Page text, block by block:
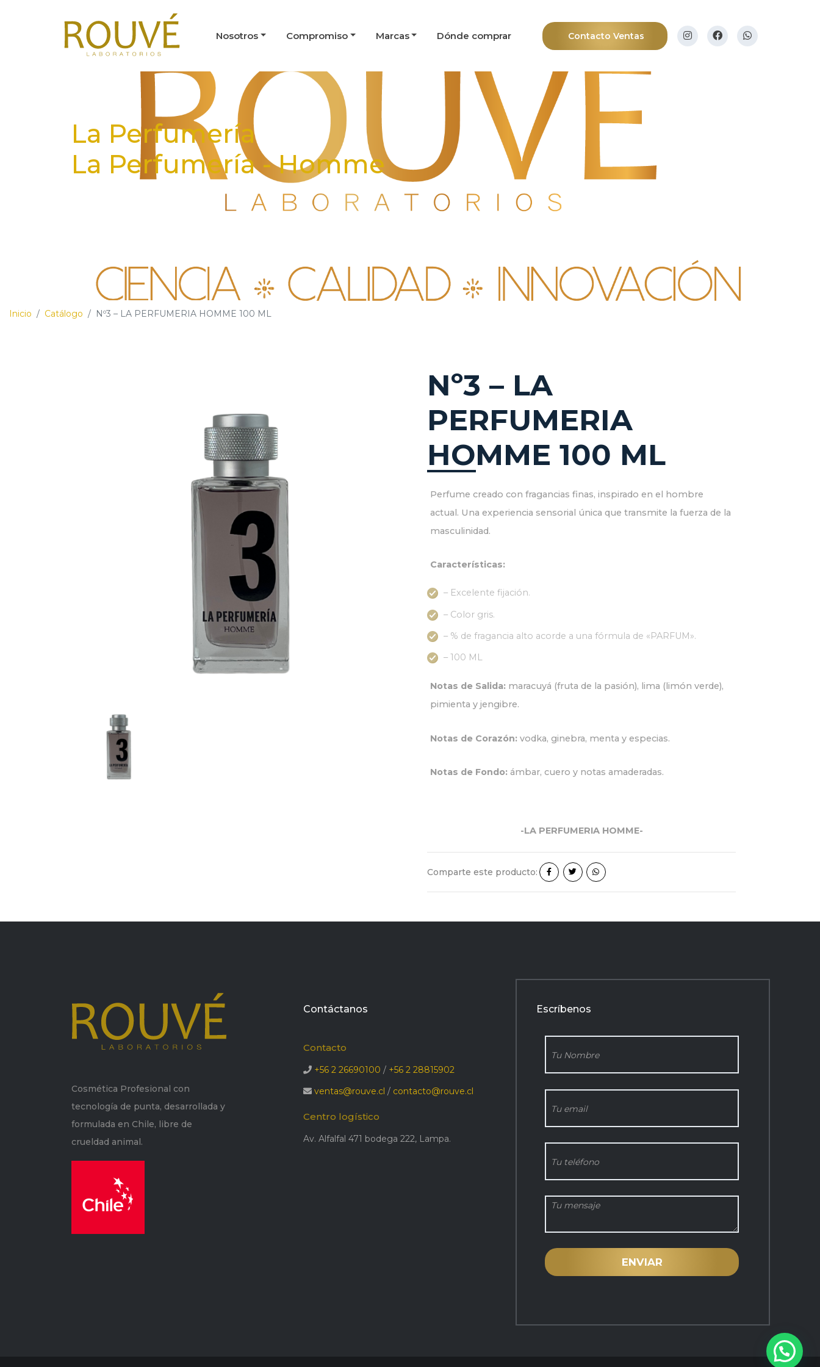
Nosotros Compromiso Marcas Dónde comprar Contacto Ventas
Inicio / Catálogo / Nº3 – LA PERFUMERIA HOMME 100 ML
La Perfumería
La Perfumería - Homme
Nº3 – LA
PERFUMERIA
HOMME 100 ML
Perfume creado con fragancias finas, inspirado en el hombre
actual. Una experiencia sensorial única que transmite la fuerza de la
masculinidad.
Características:
– Excelente fijación.
– Color gris.
– % de fragancia alto acorde a una fórmula de «PARFUM».
– 100 ML
Notas de Salida:maracuyá (fruta de la pasión), lima (limón verde),
pimienta y jengibre.
Notas de Corazón:vodka, ginebra, menta y especias.
Notas de Fondo:ámbar, cuero y notas amaderadas.
-LA PERFUMERIA HOMME-
Comparte este producto:
Cosmética Profesional con
tecnología de punta, desarrollada y
formulada en Chile, libre de
crueldad animal.
Contáctanos
Contacto
+56 2 26690100 / +56 2 28815902
ventas@rouve.cl / contacto@rouve.cl
Centro logístico
Av. Alfalfal 471 bodega 222, Lampa.
Escríbenos